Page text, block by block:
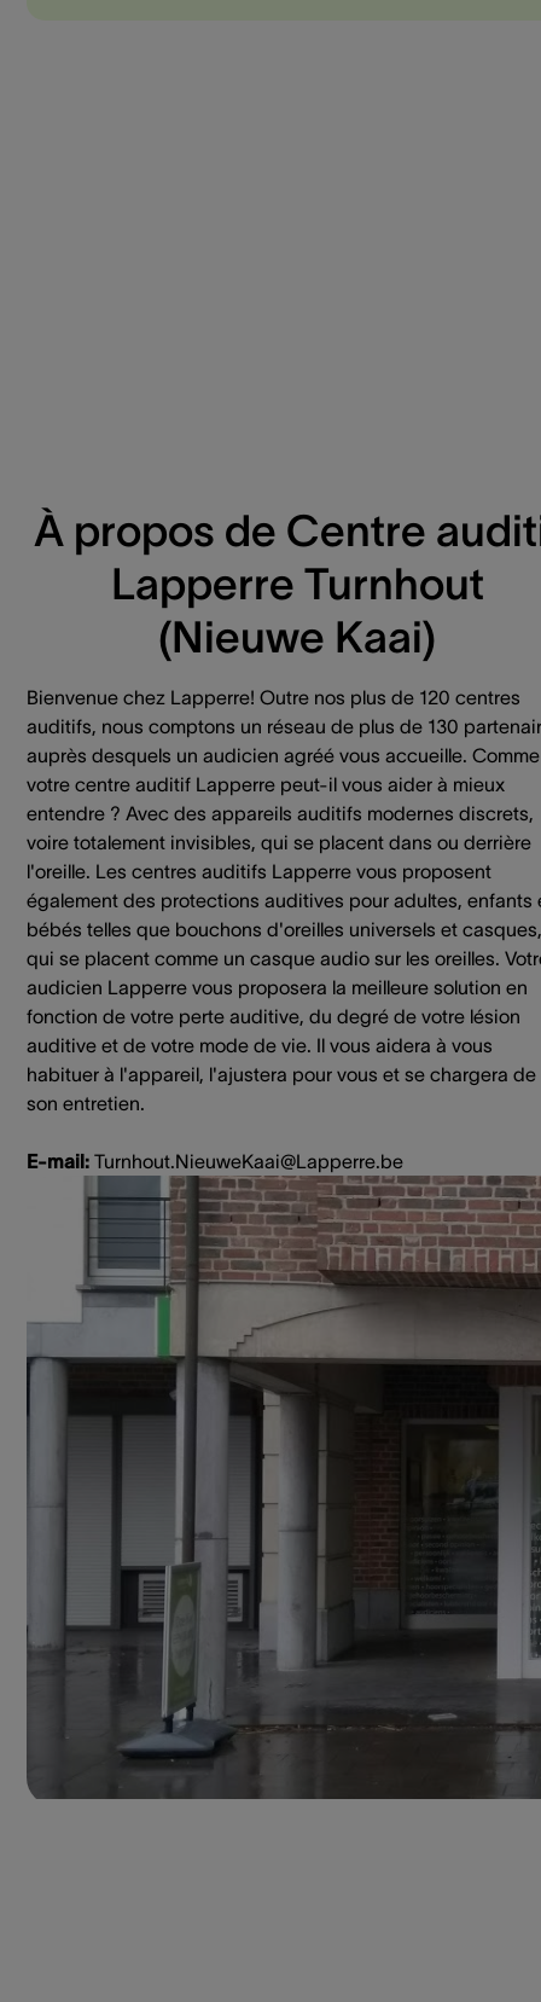
À propos de Centre
Lapperre Turnhout
(Nieuwe Kaai)
Bienvenue chez Lapperre! Outre nos plus de 120 centres
auditifs, nous comptons un réseau de plus de 130
auprès desquels un audicien agréé vous accueille.
votre centre auditif Lapperre peut-il vous aider à mieux
entendre ? Avec des appareils auditifs modernes discrets,
voire totalement invisibles, qui se placent dans ou derrière
l'oreille. Les centres auditifs Lapperre vous proposent
également des protections auditives pour adultes, enfants
bébés telles que bouchons d'oreilles universels et casques,
qui se placent comme un casque audio sur les oreilles.
audicien Lapperre vous proposera la meilleure solution en
fonction de votre perte auditive, du degré de votre lésion
auditive et de votre mode de vie. Il vous aidera à vous
habituer à l'appareil, l'ajustera pour vous et se chargera de
son entretien.
E-mail: Turnhout.NieuweKaai@Lapperre.be